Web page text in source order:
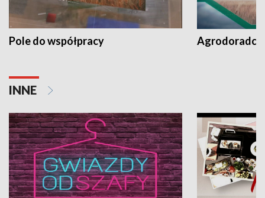
Pole do współpracy Agrodoradcy
INNE